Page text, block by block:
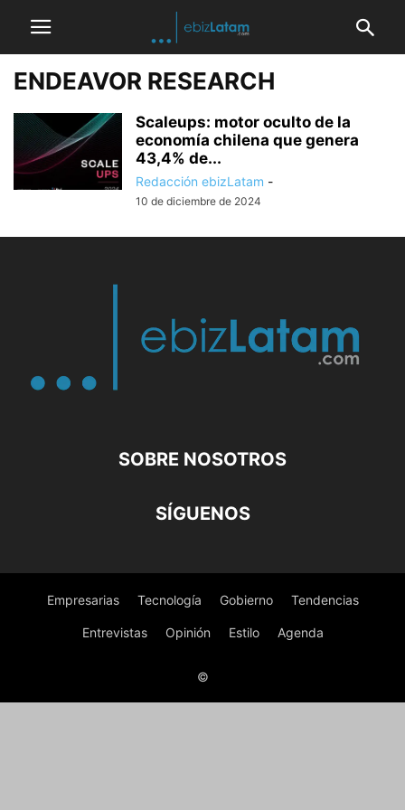
ENDEAVOR RESEARCH
Scaleups: motor oculto de la
economía chilena que genera
43,4% de...
Redacción ebizLatam -
10 de diciembre de 2024
SOBRE NOSOTROS
SÍGUENOS
Empresarias Tecnología Gobierno Tendencias
Entrevistas Opinión Estilo Agenda
©